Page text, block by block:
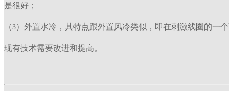
是很好；
（3）外置水冷，其特点跟外置风冷类似，即在刺激线圈的一
现有技术需要改进和提高。